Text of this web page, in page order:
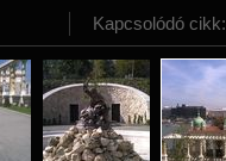
Kapcsolódó cikk: